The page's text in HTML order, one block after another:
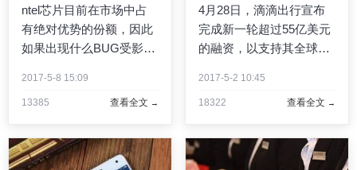
ntel芯片目前在市场中占
有绝对优势的份额，因此
如果出现什么BUG受影响
分芯片中潜伏了长达7年
究人员发现，并声称其严
重程度远超想象。外媒报
2017-5-8 15:09
13385 查看全文
4月28日，滴滴出行宣布
完成新一轮超过55亿美元
的融资，以支持其全球化
括交通银行、软银资本、
构继续跟投。此前，在滴
滴收购Uber中国业务后，
2017-5-2 10:45
18322 查看全文